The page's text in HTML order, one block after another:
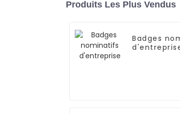
Produits Les Plus Vendus
Badges